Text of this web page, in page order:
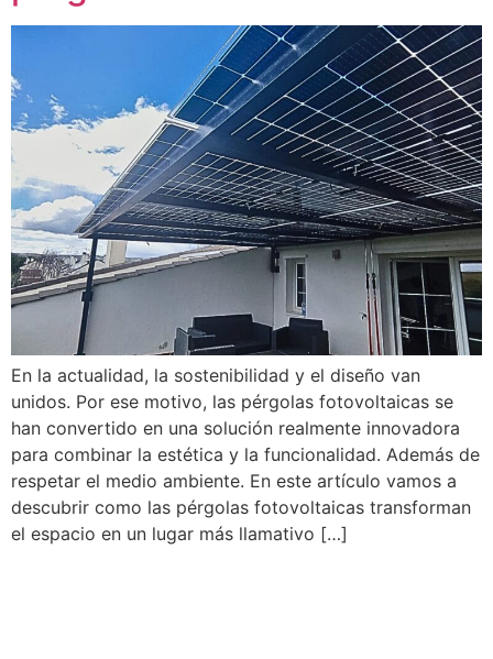
En la actualidad, la sostenibilidad y el diseño van
unidos. Por ese motivo, las pérgolas fotovoltaicas se
han convertido en una solución realmente innovadora
para combinar la estética y la funcionalidad. Además de
respetar el medio ambiente. En este artículo vamos a
descubrir como las pérgolas fotovoltaicas transforman
el espacio en un lugar más llamativo […]